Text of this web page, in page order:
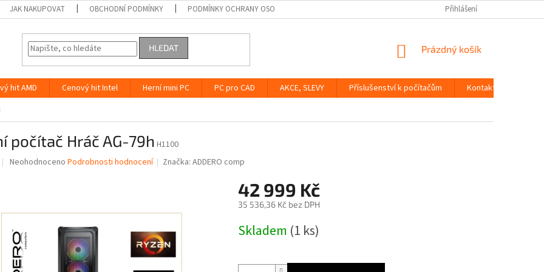
JAK NAKUPOVAT OBCHODNÍ PODMÍNKY PODMÍNKY OCHRANY OSOBNÍCH ÚDAJŮ Přihlášení
HLEDAT
NÁKUPNÍ
Prázdný košík
hit AMD Cenový hit Intel Herní mini PC PC pro CAD AKCE, SLEVY Příslušenství k počítačům Kontakty
počítač Hráč AG-79h H1100
Průměrné
5
hvězdiček.
Neohodnoceno Podrobnosti hodnocení Značka:ADDERO comp
42 999 Kč
35 536,36 Kč bez DPH
cena:
Skladem (1 ks)